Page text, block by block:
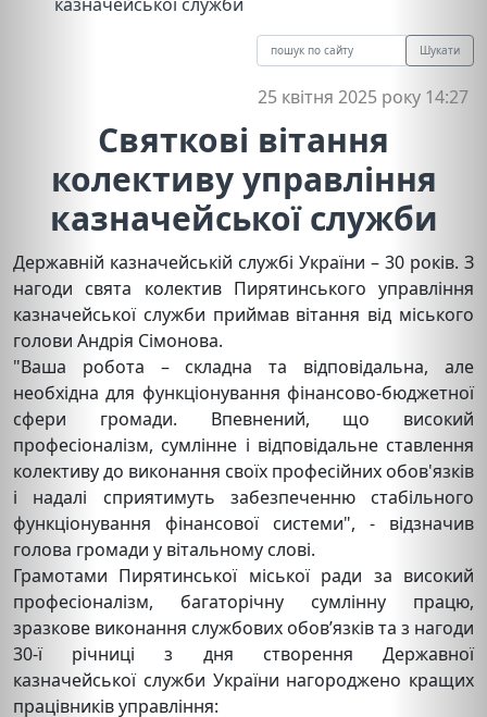
Шукати
25 квітня 2025 року 14:27
Святкові вітання
колективу управління
казначейської служби
Державній казначейській службі України – 30 років. З
нагоди свята колектив Пирятинського управління
казначейської служби приймав вітання від міського
голови Андрія Сімонова.
"Ваша робота – складна та відповідальна, але
необхідна для функціонування фінансово-бюджетної
сфери громади. Впевнений, що високий
професіоналізм, сумлінне і відповідальне ставлення
колективу до виконання своїх професійних обов'язків
і надалі сприятимуть забезпеченню стабільного
функціонування фінансової системи", - відзначив
голова громади у вітальному слові.
Грамотами Пирятинської міської ради за високий
професіоналізм, багаторічну сумлінну працю,
зразкове виконання службових обов’язків та з нагоди
30-ї річниці з дня створення Державної
казначейської служби України нагороджено кращих
працівників управління: